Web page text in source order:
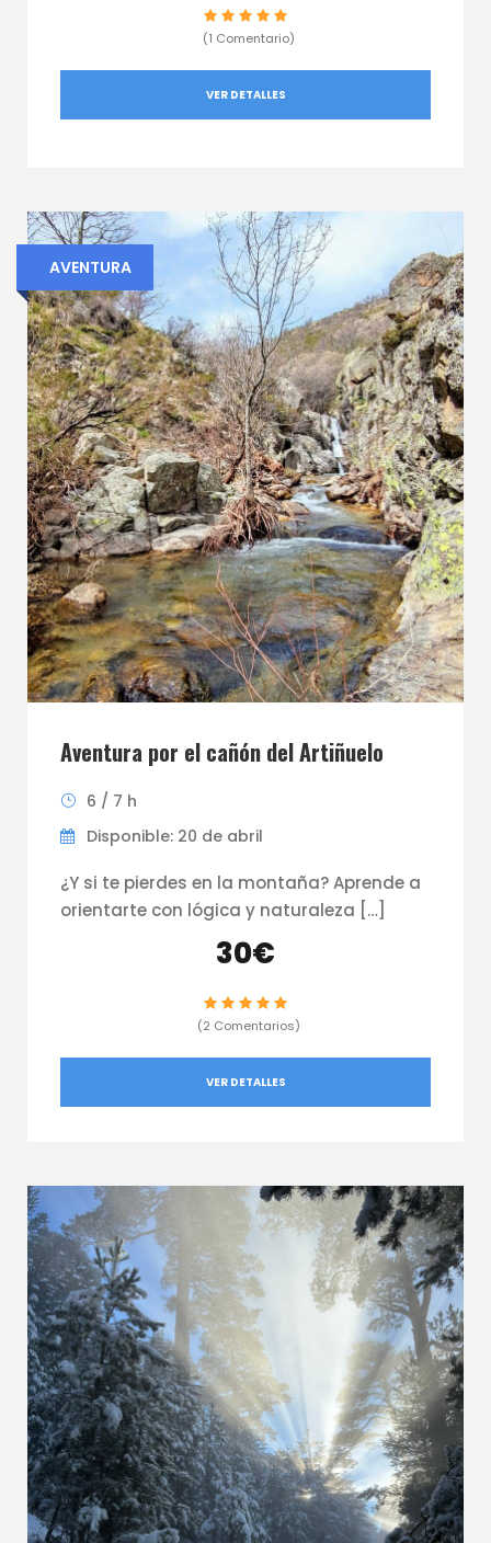
(1 Comentario)
VER DETALLES
AVENTURA
Aventura por el cañón del Artiñuelo
6 / 7 h
Disponible: 20 de abril
¿Y si te pierdes en la montaña? Aprende a
orientarte con lógica y naturaleza […]
30€
(2 Comentarios)
VER DETALLES